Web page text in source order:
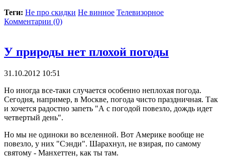
Теги: Не про скидки Не винное Телевизорное
Комментарии (0)
У природы нет плохой погоды
31.10.2012 10:51
Но иногда все-таки случается особенно неплохая погода.
Сегодня, например, в Москве, погода чисто праздничная. Так
и хочется радостно запеть "А с погодой повезло, дождь идет
четвертый день".
Но мы не одиноки во вселенной. Вот Америке вообще не
повезло, у них "Сэнди". Шарахнул, не взирая, по самому
святому - Манхеттен, как ты там.